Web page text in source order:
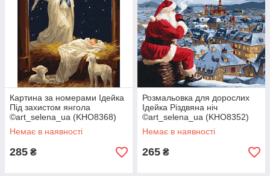
Картина за номерами Ідейка
Під захистом янгола
©art_selena_ua (KHO8368)
40 х 50 см
Немає в наявності
285 ₴
Розмальовка для дорослих
Ідейка Різдвяна ніч
©art_selena_ua (KHO8352)
40 х 40 см
Немає в наявності
265 ₴